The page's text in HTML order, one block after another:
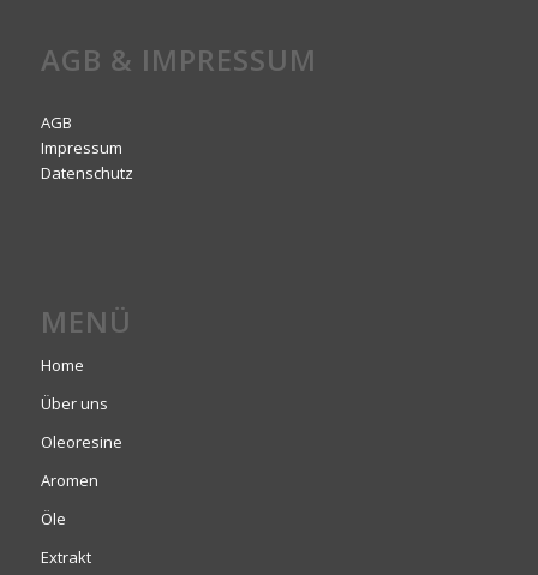
AGB & IMPRESSUM
AGB
Impressum
Datenschutz
MENÜ
Home
Über uns
Oleoresine
Aromen
Öle
Extrakt